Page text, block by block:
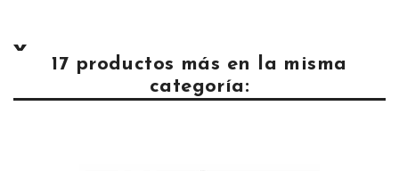
17 productos más en la misma
categoría: